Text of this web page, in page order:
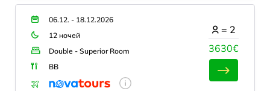
06.12. - 18.12.2026
12 ночей
Double - Superior Room
BB
3630€
= 2